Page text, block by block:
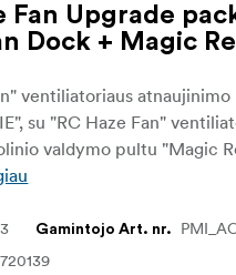
Fan Upgrade
Dock + Magic
ventiliatoriaus atnaujinimo
su "RC Haze Fan"
valdymo pultu "Magic
Gamintojo Art. nr.